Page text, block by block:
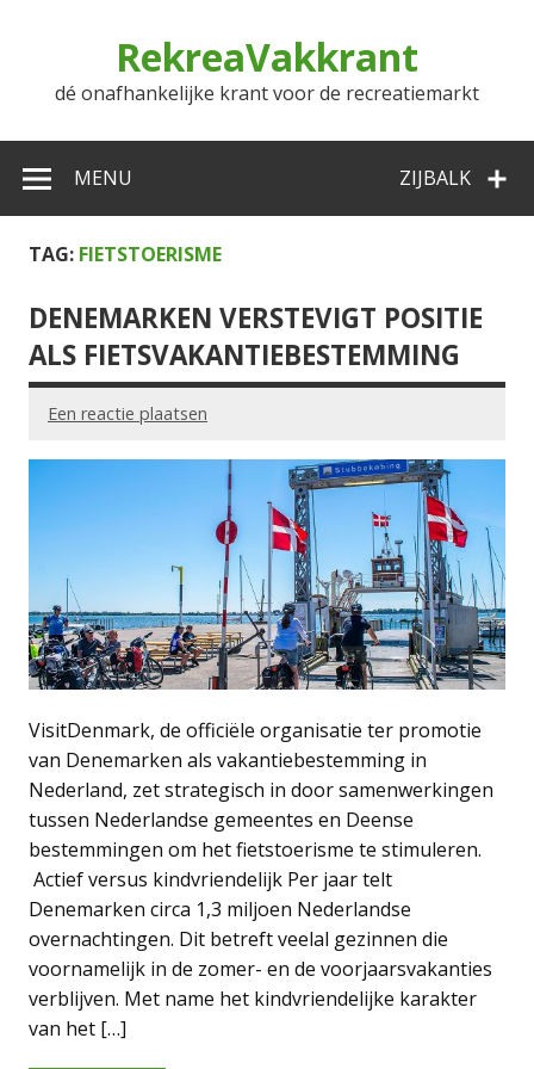
RekreaVakkrant
dé onafhankelijke krant voor de recreatiemarkt
ZIJBALK
MENU
TAG: FIETSTOERISME
DENEMARKEN VERSTEVIGT POSITIE
ALS FIETSVAKANTIEBESTEMMING
Een reactie plaatsen
VisitDenmark, de officiële organisatie ter promotie
van Denemarken als vakantiebestemming in
Nederland, zet strategisch in door samenwerkingen
tussen Nederlandse gemeentes en Deense
bestemmingen om het fietstoerisme te stimuleren.
Actief versus kindvriendelijk Per jaar telt
Denemarken circa 1,3 miljoen Nederlandse
overnachtingen. Dit betreft veelal gezinnen die
voornamelijk in de zomer- en de voorjaarsvakanties
verblijven. Met name het kindvriendelijke karakter
van het […]